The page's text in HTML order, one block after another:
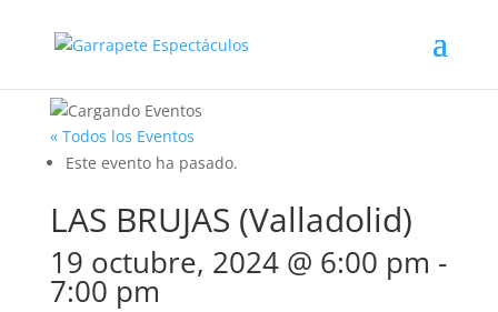
« Todos los Eventos
Este evento ha pasado.
LAS BRUJAS (Valladolid)
19 octubre, 2024 @ 6:00 pm -
7:00 pm